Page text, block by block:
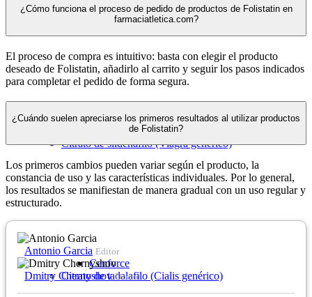
Nolvapex
Terapia post ciclo (PCT)
Citrato de sildenafilo (Viagra genérico)
Cenforce
Citrato de tadalafilo (Cialis genérico)
¿Cómo funciona el proceso de pedido de productos de Folistatin en
farmaciatletica.com?
El proceso de compra es intuitivo: basta con elegir el producto
deseado de Folistatin, añadirlo al carrito y seguir los pasos indicados
para completar el pedido de forma segura.
¿Cuándo suelen apreciarse los primeros resultados al utilizar productos
de Folistatin?
Los primeros cambios pueden variar según el producto, la
constancia de uso y las características individuales. Por lo general,
los resultados se manifiestan de manera gradual con un uso regular y
estructurado.
Antonio Garcia Editor
Dmitry Chernyshov Doctor